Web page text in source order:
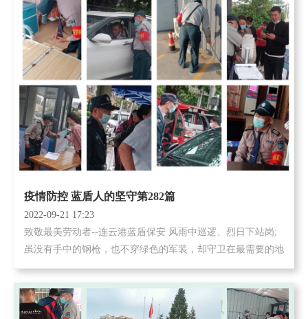
疫情防控 蓝盾人的坚守第282篇
2022-09-21 17:23
致敬最美劳动者--连云港蓝盾保安 风雨中巡逻、烈日下站岗;
虽没有手中的钢枪，也不穿绿色的军装，却守卫在最需要的地
不忘; 最是难得众...